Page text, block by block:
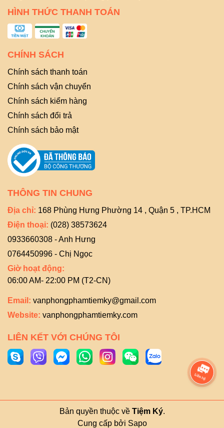
HÌNH THỨC THANH TOÁN
CHÍNH SÁCH
Chính sách thanh toán
Chính sách vận chuyển
Chính sách kiểm hàng
Chính sách đổi trả
Chính sách bảo mật
THÔNG TIN CHUNG
Địa chỉ: 168 Phùng Hưng Phường 14 , Quận 5 , TP.HCM
Điện thoại: (028) 38573624
0933660308 - Anh Hưng
0764450996 - Chị Ngọc
Giờ hoạt động:
06:00 AM- 22:00 PM (T2-CN)
Email: vanphongphamtiemky@gmail.com
Website: vanphongphamtiemky.com
LIÊN KẾT VỚI CHÚNG TÔI
Bản quyền thuộc về Tiệm Ký.
Cung cấp bởi Sapo